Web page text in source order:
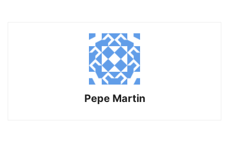
Pepe Martin